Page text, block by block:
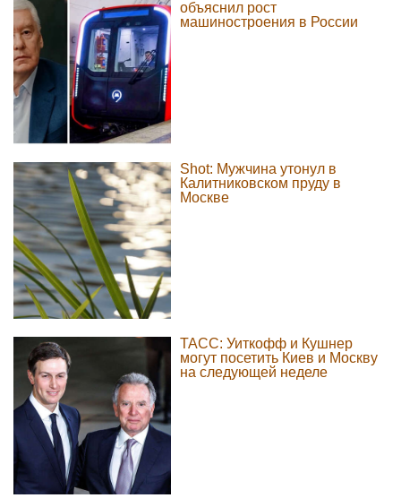
объяснил рост
машиностроения в России
Shot: Мужчина утонул в
Калитниковском пруду в
Москве
ТАСС: Уиткофф и Кушнер
могут посетить Киев и Москву
на следующей неделе